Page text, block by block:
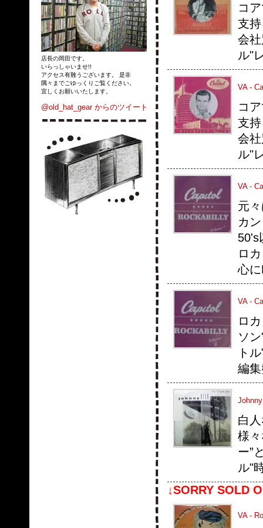
店長の岡田です。
いらっしゃいませ!!
アクセス有難うございます。 是非
隅々までごゆっくりご覧ください。
宜しくお願いいたします。
@old_hat_gear からのツイート
コ
支
会
ル"
VA -
コ
支
会
ル"
VA -
元
カ
50's
ロ
心
VA -
ロ
ソ
ト
編
白
様
ー”
ル"
↓SORRY SOLD
VA -